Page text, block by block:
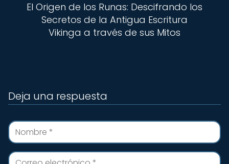
El Origen de los Runas: Descifrando los
Secretos de la Antigua Escritura
Vikinga a través de sus Mitos
Deja una respuesta